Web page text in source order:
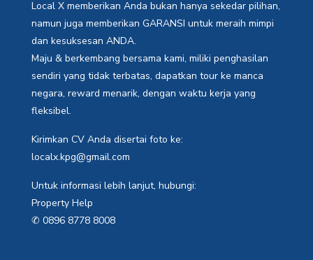
Local X memberikan Anda bukan hanya sekedar pilihan,
namun juga memberikan GARANSI untuk meraih mimpi
dan kesuksesan ANDA.
Maju & berkembang bersama kami, miliki penghasilan
sendiri yang tidak terbatas, dapatkan tour ke manca
negara, reward menarik, dengan waktu kerja yang
fleksibel.
Kirimkan CV Anda disertai foto ke:
localx.kpg@gmail.com
Untuk informasi lebih lanjut, hubungi:
Property Help
✆ 0896 8778 8008